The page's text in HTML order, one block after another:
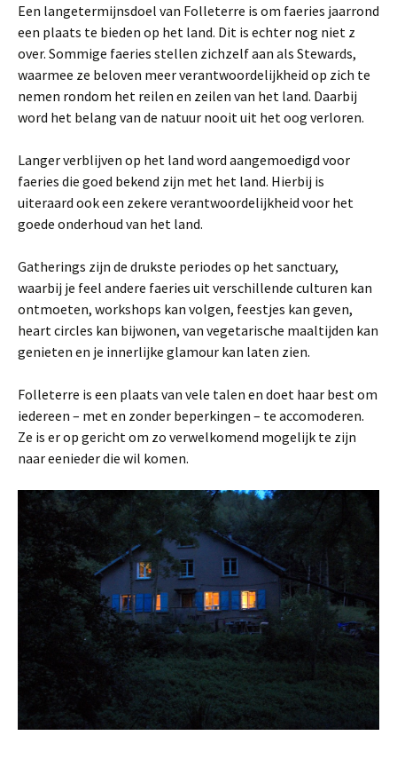
Een langetermijnsdoel van Folleterre is om faeries jaarrond
een plaats te bieden op het land. Dit is echter nog niet z
over. Sommige faeries stellen zichzelf aan als Stewards,
waarmee ze beloven meer verantwoordelijkheid op zich te
nemen rondom het reilen en zeilen van het land. Daarbij
word het belang van de natuur nooit uit het oog verloren.
Langer verblijven op het land word aangemoedigd voor
faeries die goed bekend zijn met het land. Hierbij is
uiteraard ook een zekere verantwoordelijkheid voor het
goede onderhoud van het land.
Gatherings zijn de drukste periodes op het sanctuary,
waarbij je feel andere faeries uit verschillende culturen kan
ontmoeten, workshops kan volgen, feestjes kan geven,
heart circles kan bijwonen, van vegetarische maaltijden kan
genieten en je innerlijke glamour kan laten zien.
Folleterre is een plaats van vele talen en doet haar best om
iedereen – met en zonder beperkingen – te accomoderen.
Ze is er op gericht om zo verwelkomend mogelijk te zijn
naar eenieder die wil komen.